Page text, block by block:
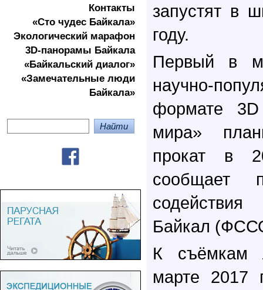
Контакты
«Сто чудес Байкала»
Экологичеcкий марафон
3D-панорамы Байкала
«Байкальский диалог»
«Замечательные люди
Байкала»
запустят в
году.
Первый в
научно-
формате
мира»
прокат в
сообщает
Байкал
К съёмкам
марте 2017